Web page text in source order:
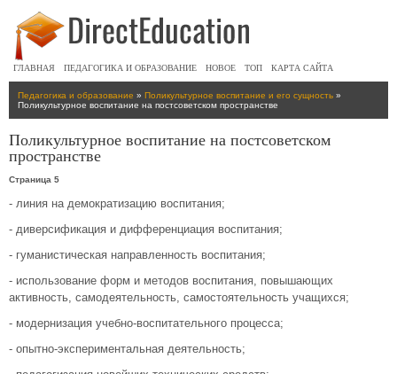
ГЛАВНАЯ ПЕДАГОГИКА И ОБРАЗОВАНИЕ НОВОЕ ТОП КАРТА САЙТА
Педагогика и образование » Поликультурное воспитание и его сущность »
Поликультурное воспитание на постсоветском пространстве
Поликультурное воспитание на постсоветском
пространстве
Страница 5
- линия на демократизацию воспитания;
- диверсификация и дифференциация воспитания;
- гуманистическая направленность воспитания;
- использование форм и методов воспитания, повышающих
активность, самодеятельность, самостоятельность учащихся;
- модернизация учебно-воспитательного процесса;
- опытно-экспериментальная деятельность;